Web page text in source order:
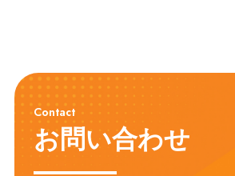
Contact
お問い合わせ